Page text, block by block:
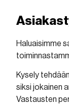
Haluaisimme
Kysely
siksi jokainen
Vastausten